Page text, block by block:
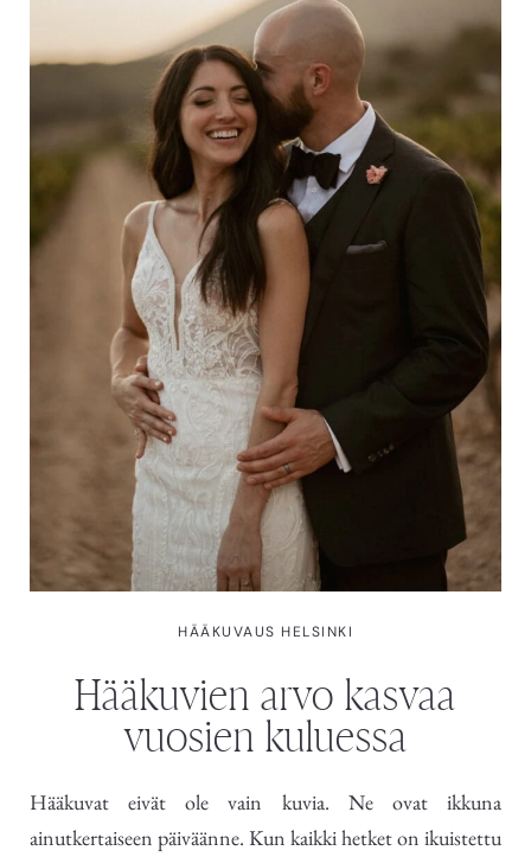
HÄÄKUVAUS HELSINKI
Hääkuvien arvo kasvaa
vuosien kuluessa
Hääkuvat eivät ole vain kuvia. Ne ovat ikkuna
ainutkertaiseen päiväänne. Kun kaikki hetket on ikuistettu